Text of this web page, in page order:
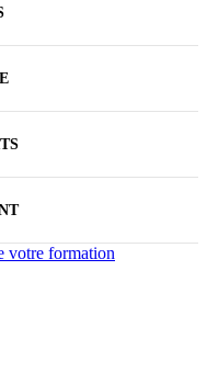
votre formation